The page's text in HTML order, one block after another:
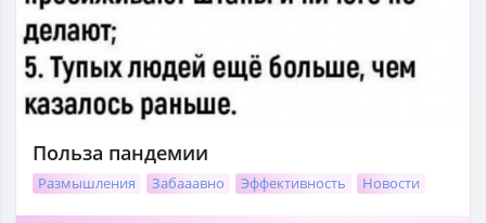
Польза пандемии
Размышления Забааавно Эффективность Новости